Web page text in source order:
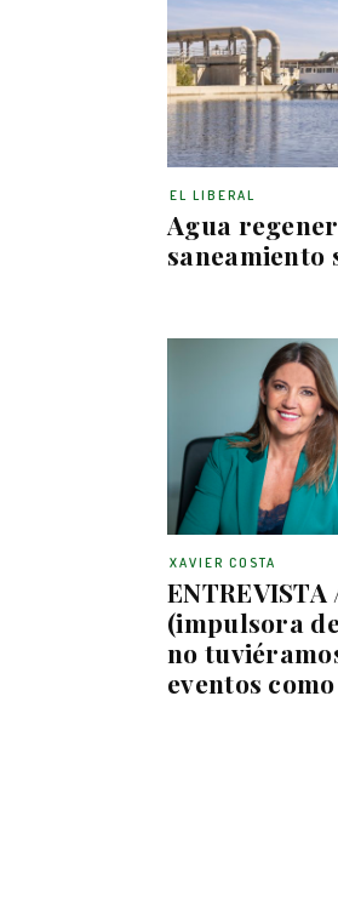
Agua
saneamiento
EL LIBERAL
(impulsora
no
eventos
XAVIER COSTA